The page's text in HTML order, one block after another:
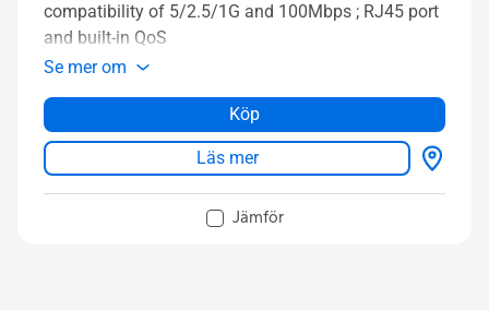
compatibility of 5/2.5/1G and 100Mbps ; RJ45 port
and built-in QoS
Se mer om
Köp
Läs mer
Jämför